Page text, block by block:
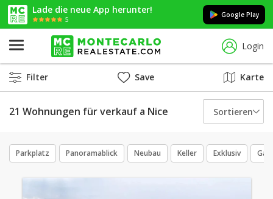
Lade die neue App herunter!
5
Google Play
Login
Filter Save Karte
21 Wohnungen für verkauf a Nice Sortieren
Parkplatz Panoramablick Neubau Keller Exklusiv